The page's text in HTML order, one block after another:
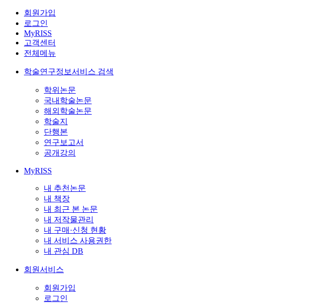
회원가입
로그인
MyRISS
고객센터
전체메뉴
학술연구정보서비스 검색
학위논문
국내학술논문
해외학술논문
학술지
단행본
연구보고서
공개강의
MyRISS
내 추천논문
내 책장
내 최근 본 논문
내 저작물관리
내 구매·신청 현황
내 서비스 사용권한
내 관심 DB
회원서비스
회원가입
로그인